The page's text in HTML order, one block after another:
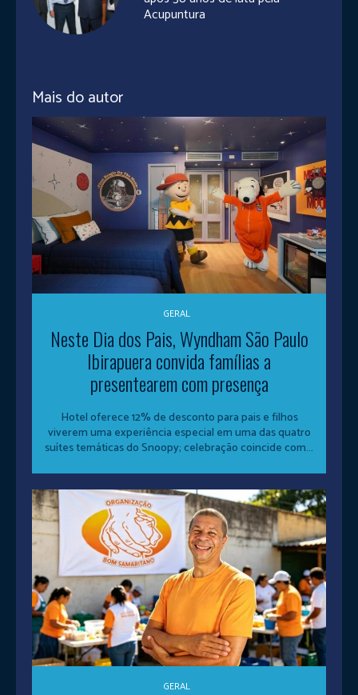
Acupuntura
Mais do autor
GERAL
Neste Dia dos Pais, Wyndham São Paulo
Ibirapuera convida famílias a
presentearem com presença
Hotel oferece 12% de desconto para pais e filhos
viverem uma experiência especial em uma das quatro
suítes temáticas do Snoopy; celebração coincide com...
GERAL